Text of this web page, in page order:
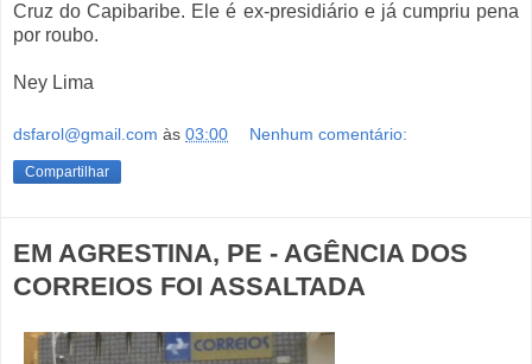
Cruz do Capibaribe. Ele é ex-presidiário e já cumpriu pena
por roubo.
Ney Lima
dsfarol@gmail.com às 03:00 Nenhum comentário:
Compartilhar
EM AGRESTINA, PE - AGÊNCIA DOS
CORREIOS FOI ASSALTADA